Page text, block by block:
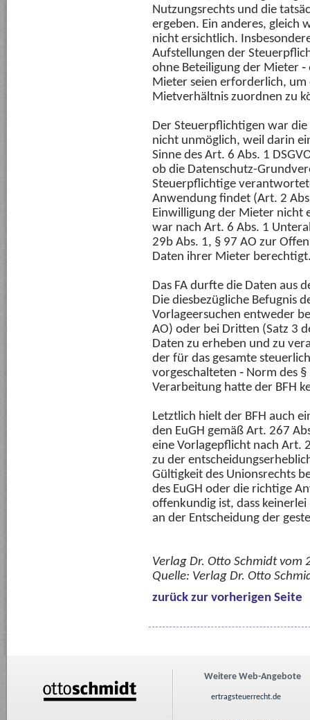
Nutzungsrechts und die
ergeben. Ein anderes, gleich
nicht ersichtlich.
Aufstellungen der
ohne Beteiligung der Mieter
Mieter seien erforderlich, um
Mietverhältnis zuordnen zu
Der Steuerpflichtigen war
nicht unmöglich, weil darin
Sinne des Art. 6 Abs. 1
ob die Datenschutz-
Steuerpflichtige
Anwendung findet (Art. 2
Einwilligung der Mieter nicht
war nach Art. 6 Abs. 1
29b Abs. 1, § 97 AO zur
Daten ihrer Mieter
Das FA durfte die Daten aus
Die diesbezügliche Befugnis
Vorlageersuchen entweder
AO) oder bei Dritten (Satz 3
Daten zu erheben und zu
der für das gesamte
vorgeschalteten ‑ Norm des
Verarbeitung hatte der BFH
Letztlich hielt der BFH auch
den EuGH gemäß Art. 267
eine Vorlagepflicht nach Art.
zu der
Gültigkeit des Unionsrechts
des EuGH oder die richtige
offenkundig ist, dass
an der Entscheidung der
Verlag Dr. Otto Schmidt vom
Quelle: Verlag Dr. Otto
zurück zur vorherigen Seite
Weitere Web-Angebote
ertragsteuerrecht.de